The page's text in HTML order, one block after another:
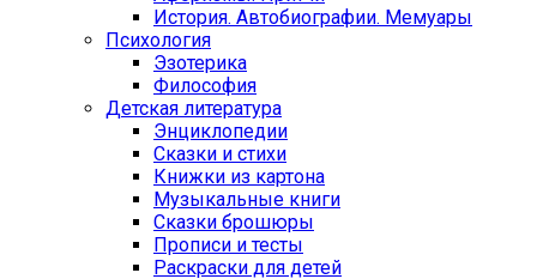
История. Автобиографии. Мемуары
Психология
Эзотерика
Философия
Детская литература
Энциклопедии
Сказки и стихи
Книжки из картона
Музыкальные книги
Сказки брошюры
Прописи и тесты
Раскраски для детей